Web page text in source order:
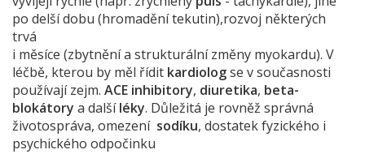
po delší dobu (hromadění tekutin),rozvoj některých
trvá
i měsíce (zbytnění a strukturální změny myokardu). V
léčbě, kterou by měl řídit kardiologse v současnosti
používají zejm. ACE inhibitory, diuretika, beta-
blokátory a dalšíléky. Důležitá je rovněž správná
životospráva, omezení sodíku, dostatek fyzického i
psychického odpočinku